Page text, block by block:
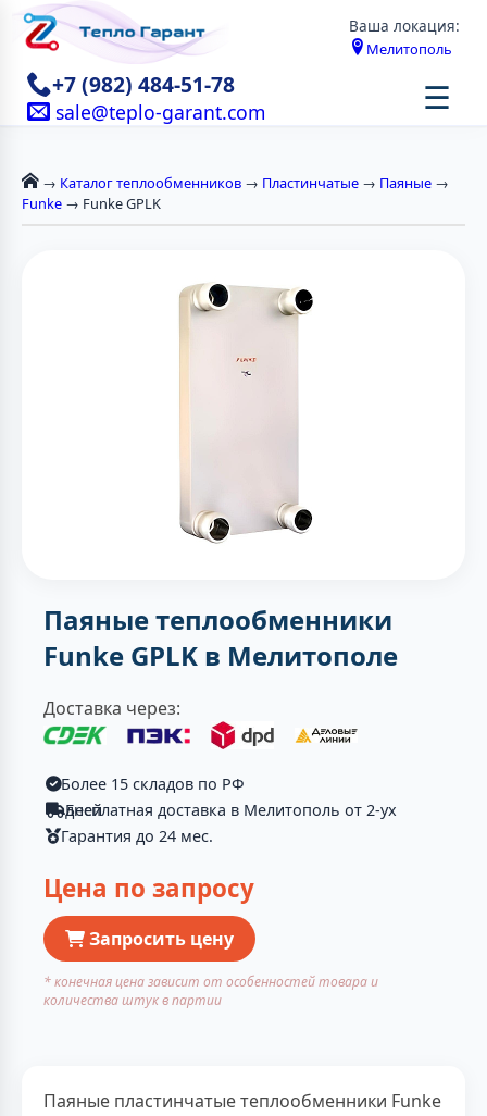
Ваша локация:
Мелитополь
+7 (982) 484-51-78
sale@teplo-garant.com ☰
→ Каталог теплообменников → Пластинчатые → Паяные →
Funke → Funke GPLK
Паяные теплообменники
Funke GPLK в Мелитополе
Доставка через:
Более 15 складов по РФ
Бесплатная доставка в Мелитополь от 2-ух дней
Гарантия до 24 мес.
Цена по запросу
Запросить цену
* конечная цена зависит от особенностей товара и
количества штук в партии
Паяные пластинчатые теплообменники Funke